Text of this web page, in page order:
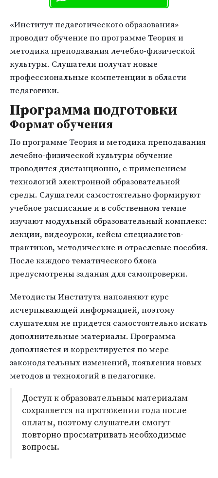
«Институт педагогического образования»
проводит обучение по программе Теория и
методика преподавания лечебно-физической
культуры. Слушатели получат новые
профессиональные компетенции в области
педагогики.
Программа подготовки
Формат обучения
По программе Теория и методика преподавания
лечебно-физической культуры обучение
проводится дистанционно, с применением
технологий электронной образовательной
среды. Слушатели самостоятельно формируют
учебное расписание и в собственном темпе
изучают модульный образовательный комплекс:
лекции, видеоуроки, кейсы специалистов-
практиков, методические и отраслевые пособия.
После каждого тематического блока
предусмотрены задания для самопроверки.
Методисты Института наполняют курс
исчерпывающей информацией, поэтому
слушателям не придется самостоятельно искать
дополнительные материалы. Программа
дополняется и корректируется по мере
законодательных изменений, появления новых
методов и технологий в педагогике.
Доступ к образовательным материалам
сохраняется на протяжении года после
оплаты, поэтому слушатели смогут
повторно просматривать необходимые
вопросы.